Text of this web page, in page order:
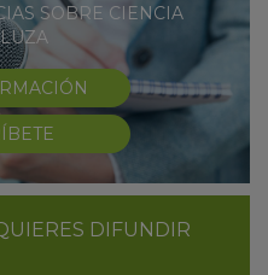
SOBRE CIENCIA
DIFUNDIR